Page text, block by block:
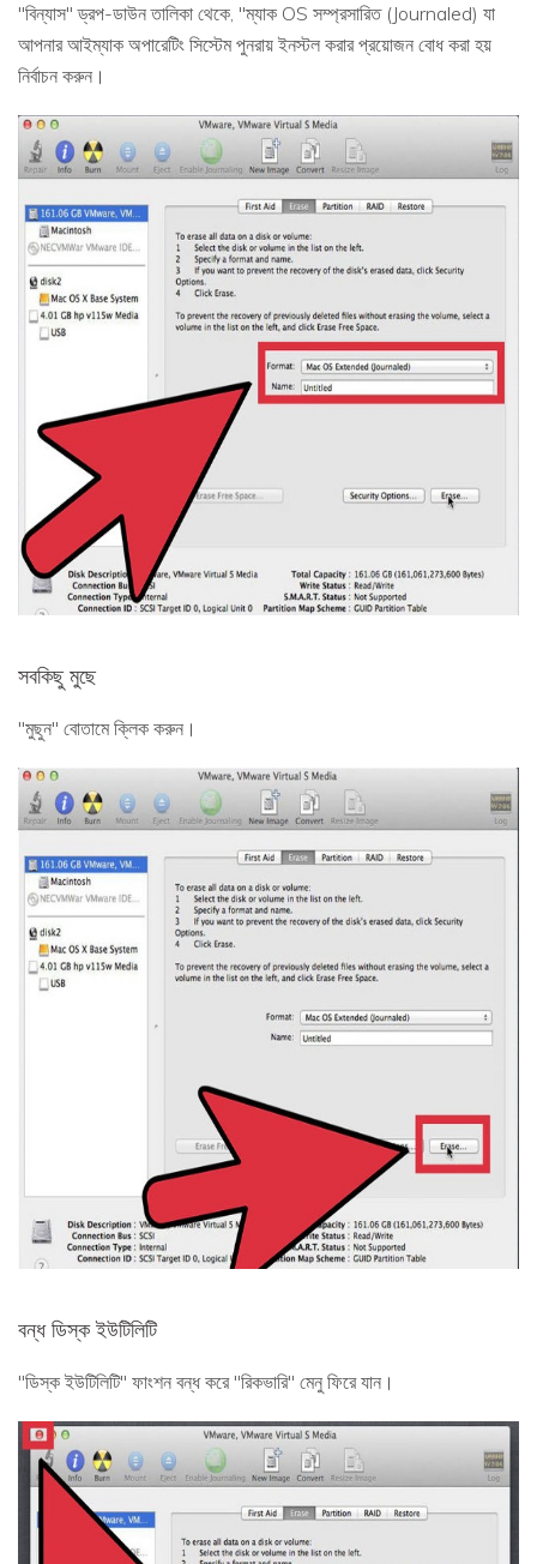
"বিন্যাস" ড্রপ-ডাউন তালিকা থেকে, "ম্যাক OS সম্প্রসারিত (Journaled) যা
আপনার আইম্যাক অপারেটিং সিস্টেম পুনরায় ইনস্টল করার প্রয়োজন বোধ করা হয়
নির্বাচন করুন।
সবকিছু মুছে
"মুছুন" বোতামে ক্লিক করুন।
বন্ধ ডিস্ক ইউটিলিটি
"ডিস্ক ইউটিলিটি" ফাংশন বন্ধ করে "রিকভারি" মেনু ফিরে যান।